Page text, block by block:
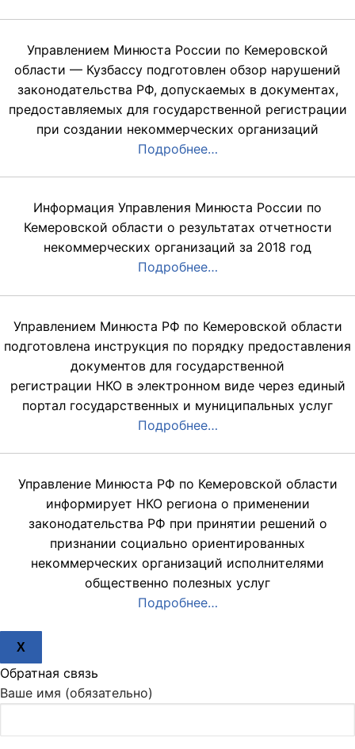
Управлением Минюста России по Кемеровской
области — Кузбассу подготовлен обзор нарушений
законодательства РФ, допускаемых в документах,
предоставляемых для государственной регистрации
при создании некоммерческих организаций
Подробнее…
Информация Управления Минюста России по
Кемеровской области о результатах отчетности
некоммерческих организаций за 2018 год
Подробнее…
Управлением Минюста РФ по Кемеровской области
подготовлена инструкция по порядку предоставления
документов для государственной
регистрации НКО в электронном виде через единый
портал государственных и муниципальных услуг
Подробнее…
Управление Минюста РФ по Кемеровской области
информирует НКО региона о применении
законодательства РФ при принятии решений о
признании социально ориентированных
некоммерческих организаций исполнителями
общественно полезных услуг
Подробнее…
X
Обратная связь
Ваше имя (обязательно)